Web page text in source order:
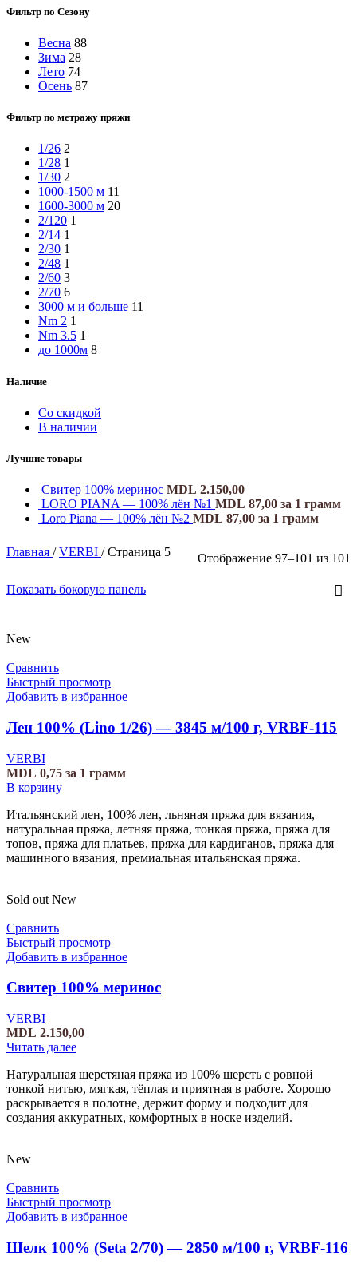
Фильтр по Сезону
Весна 88
Зима 28
Лето 74
Осень 87
Фильтр по метражу пряжи
1/26 2
1/28 1
1/30 2
1000-1500 м 11
1600-3000 м 20
2/120 1
2/14 1
2/30 1
2/48 1
2/60 3
2/70 6
3000 м и больше 11
Nm 2 1
Nm 3.5 1
до 1000м 8
Наличие
Со скидкой
В наличии
Лучшие товары
Свитер 100% меринос MDL 2.150,00
LORO PIANA — 100% лён №1 MDL 87,00 за 1 грамм
Loro Piana — 100% лён №2 MDL 87,00 за 1 грамм
Главная / VERBI / Страница 5 Отображение 97–101 из 101
Показать боковую панель
New
Сравнить
Быстрый просмотр
Добавить в избранное
Лен 100% (Lino 1/26) — 3845 м/100 г, VRBF-115
VERBI
MDL 0,75 за 1 грамм
В корзину
Итальянский лен, 100% лен, льняная пряжа для вязания,
натуральная пряжа, летняя пряжа, тонкая пряжа, пряжа для
топов, пряжа для платьев, пряжа для кардиганов, пряжа для
машинного вязания, премиальная итальянская пряжа.
Sold out New
Сравнить
Быстрый просмотр
Добавить в избранное
Свитер 100% меринос
VERBI
MDL 2.150,00
Читать далее
Натуральная шерстяная пряжа из 100% шерсть с ровной
тонкой нитью, мягкая, тёплая и приятная в работе. Хорошо
раскрывается в полотне, держит форму и подходит для
создания аккуратных, комфортных в носке изделий.
New
Сравнить
Быстрый просмотр
Добавить в избранное
Шелк 100% (Seta 2/70) — 2850 м/100 г, VRBF-116